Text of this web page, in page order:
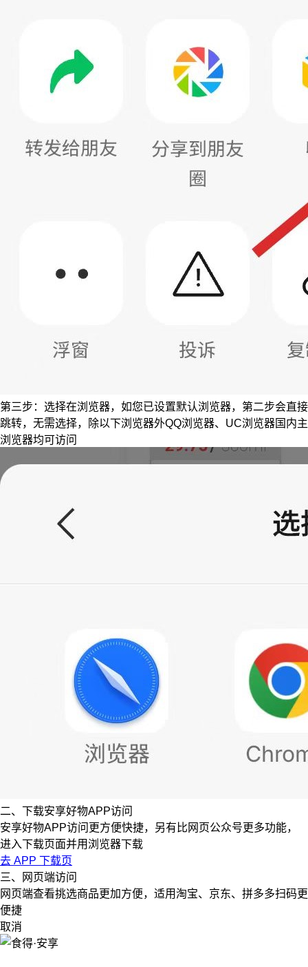
第三步：选择在浏览器，如您已设置默认浏览器，第二步会直接
跳转，无需选择，除以下浏览器外QQ浏览器、UC浏览器国内主
浏览器均可访问
二、下载安享好物APP访问
安享好物APP访问更方便快捷，另有比网页公众号更多功能，
进入下载页面并用浏览器下载
去 APP 下载页
三、网页端访问
网页端查看挑选商品更加方便，适用淘宝、京东、拼多多扫码更
便捷
取消